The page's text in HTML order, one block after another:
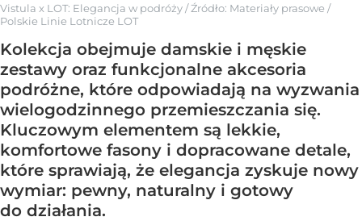
Vistula x LOT: Elegancja w podróży/ Źródło: Materiały prasowe /
Polskie Linie Lotnicze LOT
Kolekcja obejmuje damskie i męskie
zestawy oraz funkcjonalne akcesoria
podróżne, które odpowiadają na wyzwania
wielogodzinnego przemieszczania się.
Kluczowym elementem są lekkie,
komfortowe fasony i dopracowane detale,
które sprawiają, że elegancja zyskuje nowy
wymiar: pewny, naturalny i gotowy
do działania.